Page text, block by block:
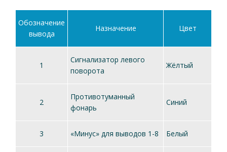
Обозначение
вывода
Назначение Цвет
1
Сигнализатор левого
поворота
Жёлтый
2
Противотуманный
фонарь
Синий
3 «Минус» для выводов 1-8 Белый